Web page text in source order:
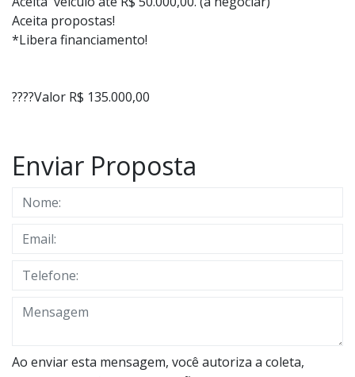
Aceita propostas!
*Libera financiamento!
????Valor R$ 135.000,00
Enviar Proposta
Ao enviar esta mensagem, você autoriza a coleta,